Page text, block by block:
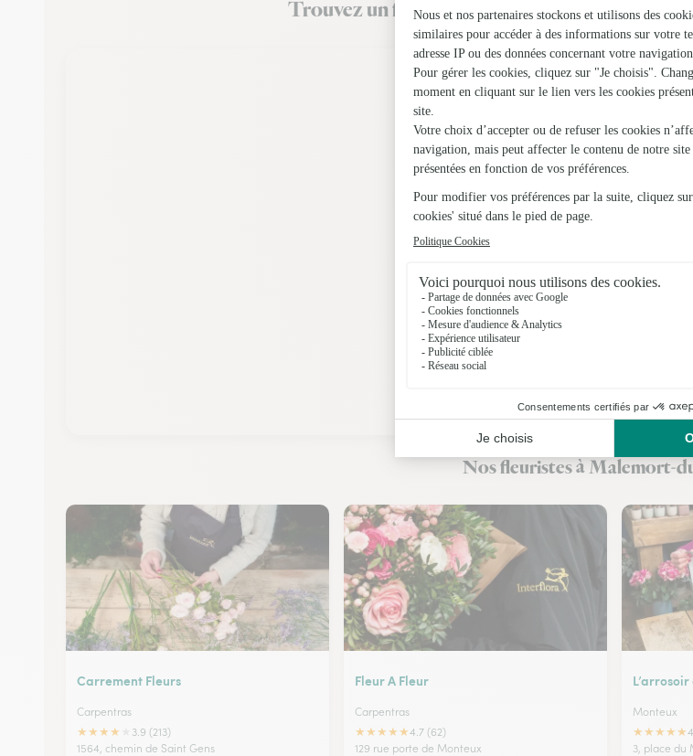
Trouvez un fleuriste Interflora à Malemort-
Nos fleuristes à Malemort-
Carrement Fleurs
Carpentras
★★★★
3.9 (213)
1564, chemin de Saint Gens
Fleur A Fleur
Carpentras
★★★★★4.7 (62)
129 rue porte de Monteux
Monteux
★★★★★
3, place du